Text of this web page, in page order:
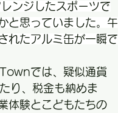
ンジしたスポーツで
と思っていました。午
れたアルミ缶が一瞬で
では、疑似通貨
り、税金も納めま
体験とこどもたちの